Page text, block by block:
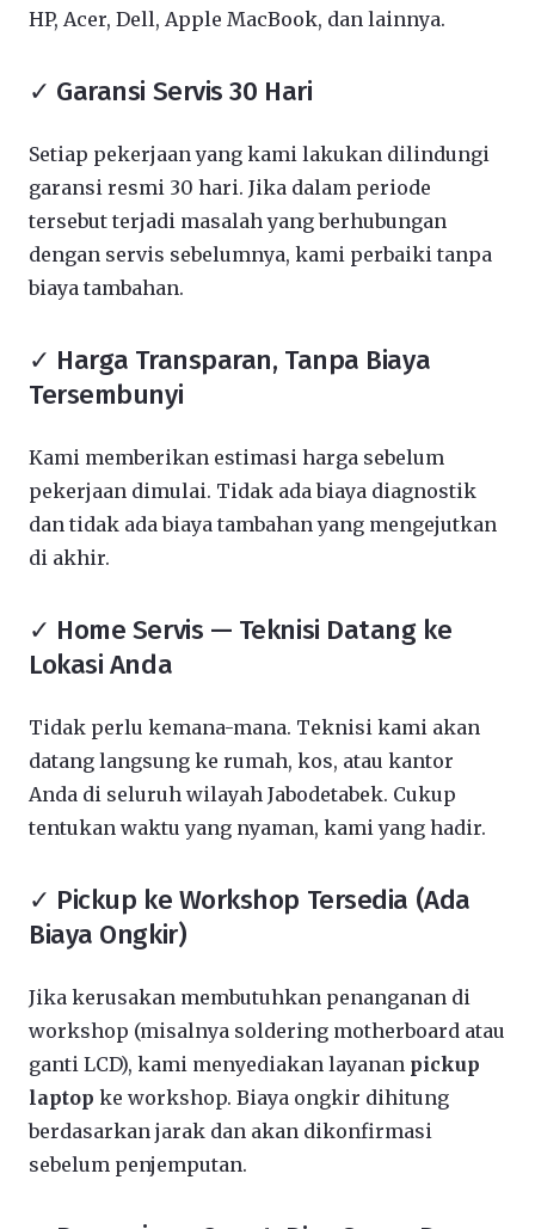
HP, Acer, Dell, Apple MacBook, dan lainnya.
✓ Garansi Servis 30 Hari
Setiap pekerjaan yang kami lakukan dilindungi
garansi resmi 30 hari. Jika dalam periode
tersebut terjadi masalah yang berhubungan
dengan servis sebelumnya, kami perbaiki tanpa
biaya tambahan.
✓ Harga Transparan, Tanpa Biaya
Tersembunyi
Kami memberikan estimasi harga sebelum
pekerjaan dimulai. Tidak ada biaya diagnostik
dan tidak ada biaya tambahan yang mengejutkan
di akhir.
✓ Home Servis — Teknisi Datang ke
Lokasi Anda
Tidak perlu kemana-mana. Teknisi kami akan
datang langsung ke rumah, kos, atau kantor
Anda di seluruh wilayah Jabodetabek. Cukup
tentukan waktu yang nyaman, kami yang hadir.
✓ Pickup ke Workshop Tersedia (Ada
Biaya Ongkir)
Jika kerusakan membutuhkan penanganan di
workshop (misalnya soldering motherboard atau
ganti LCD), kami menyediakan layanan pickup
laptop ke workshop. Biaya ongkir dihitung
berdasarkan jarak dan akan dikonfirmasi
sebelum penjemputan.